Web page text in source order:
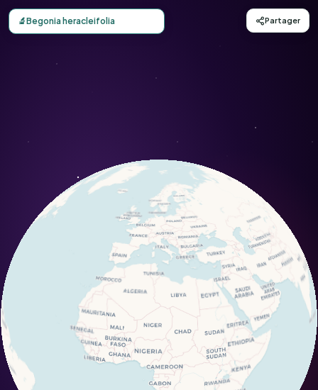
Carte d'observation du Begonia heracleifolia (Begonia
🔬Begonia heracleifolia Partager